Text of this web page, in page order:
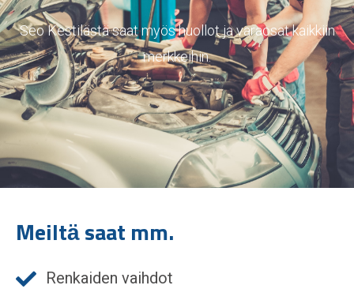
Seo Kestilästä saat myös huollot ja varaosat kaikkiin
merkkeihin.
Meiltä saat mm.
Renkaiden vaihdot